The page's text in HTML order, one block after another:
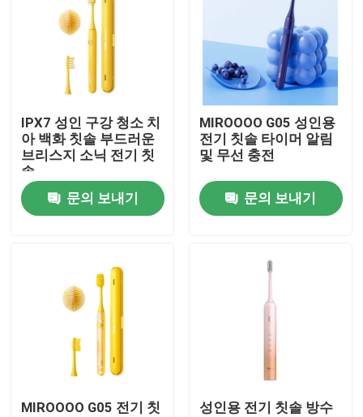
우리 에 관한 것
공장 투어
품질 관리
인용 을 요청 하십시오
호출중 전동 치솔
방수 전동 치솔
IPX7 성인 구강 청소 치
아 백화 칫솔 부드러운
브리스지 소닉 전기 칫
솔
문의 보내기
MIROOOO G05 성인용
전기 칫솔 타이머 알림
및 무선 충전
문의 보내기
MIROOOO G05 전기 칫
성인용 전기 칫솔 방수